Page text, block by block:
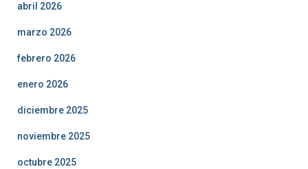
abril 2026
marzo 2026
febrero 2026
enero 2026
diciembre 2025
noviembre 2025
octubre 2025